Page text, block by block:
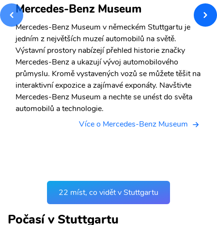
Mercedes-Benz Museum
Mercedes-Benz Museum v německém Stuttgartu je
jedním z největších muzeí automobilů na světě.
Výstavní prostory nabízejí přehled historie značky
Mercedes-Benz a ukazují vývoj automobilového
průmyslu. Kromě vystavených vozů se můžete těšit na
interaktivní expozice a zajímavé exponáty. Navštivte
Mercedes-Benz Museum a nechte se unést do světa
automobilů a technologie.
Více o Mercedes-Benz Museum
22 míst, co vidět v Stuttgartu
Počasí v Stuttgartu